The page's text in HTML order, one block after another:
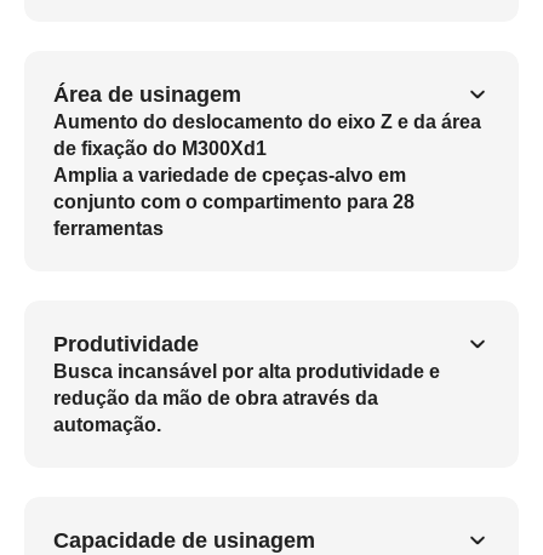
Área de usinagem
Aumento do deslocamento do eixo Z e da área
de fixação do M300Xd1
Amplia a variedade de cpeças-alvo em
conjunto com o compartimento para 28
ferramentas
Produtividade
Busca incansável por alta produtividade e
redução da mão de obra através da
automação.
Capacidade de usinagem